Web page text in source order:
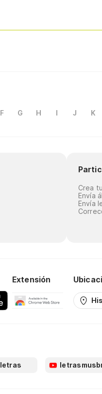
F G H I J K
Crea
Envía
Envía
Extensión
letras